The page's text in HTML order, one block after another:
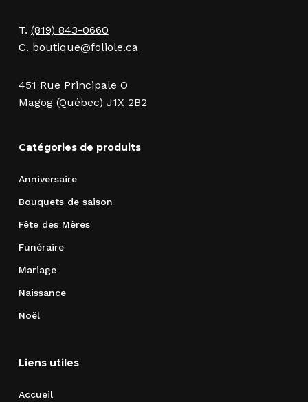
T. (819) 843-0660
C. boutique@foliole.ca
451 Rue Principale O
Magog (Québec) J1X 2B2
Catégories de produits
Anniversaire
Bouquets de saison
Fête des Mères
Funéraire
Mariage
Naissance
Noël
Liens utiles
Accueil